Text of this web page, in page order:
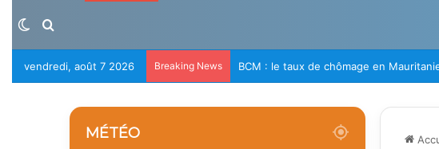
Switch skin
Rechercher
vendredi, août 7 2026 Breaking News Le RFD appelle à la libération des
MÉTÉO